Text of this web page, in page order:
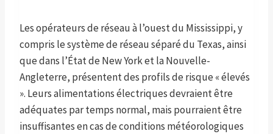
Les opérateurs de réseau à l’ouest du Mississippi, y
compris le système de réseau séparé du Texas, ainsi
que dans l’État de New York et la Nouvelle-
Angleterre, présentent des profils de risque « élevés
». Leurs alimentations électriques devraient être
adéquates par temps normal, mais pourraient être
insuffisantes en cas de conditions météorologiques